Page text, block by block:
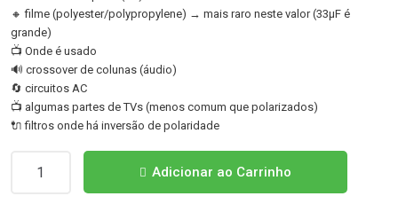
🔸 filme (polyester/polypropylene) → mais raro neste valor (33µF é
grande)
📺 Onde é usado
🔊 crossover de colunas (áudio)
🔄 circuitos AC
📺 algumas partes de TVs (menos comum que polarizados)
🔌 filtros onde há inversão de polaridade
Adicionar ao Carrinho